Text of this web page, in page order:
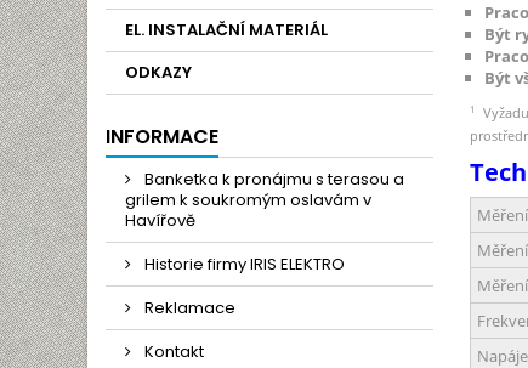
EL. INSTALAČNÍ MATERIÁL
ODKAZY
INFORMACE
Banketka k pronájmu s terasou a
grilem k soukromým oslavám v
Havířově
Historie firmy IRIS ELEKTRO
Reklamace
Kontakt
Být
Být
1